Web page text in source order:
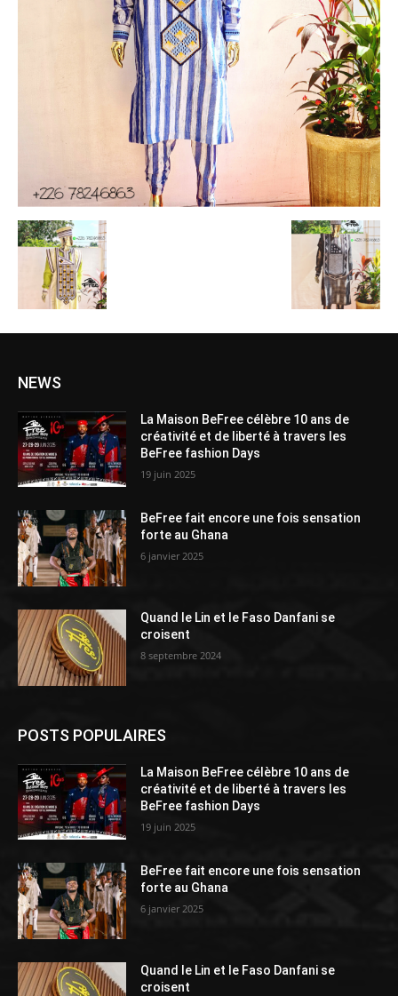
NEWS
La Maison BeFree célèbre 10 ans de
créativité et de liberté à travers les
BeFree fashion Days
19 juin 2025
BeFree fait encore une fois sensation
forte au Ghana
6 janvier 2025
Quand le Lin et le Faso Danfani se
croisent
8 septembre 2024
POSTS POPULAIRES
La Maison BeFree célèbre 10 ans de
créativité et de liberté à travers les
BeFree fashion Days
19 juin 2025
BeFree fait encore une fois sensation
forte au Ghana
6 janvier 2025
Quand le Lin et le Faso Danfani se
croisent